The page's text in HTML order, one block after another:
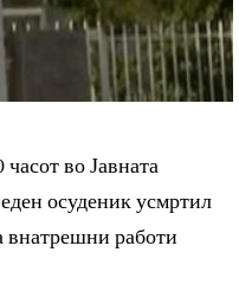
во Јавната
осуденик усмртил
внатрешни работи